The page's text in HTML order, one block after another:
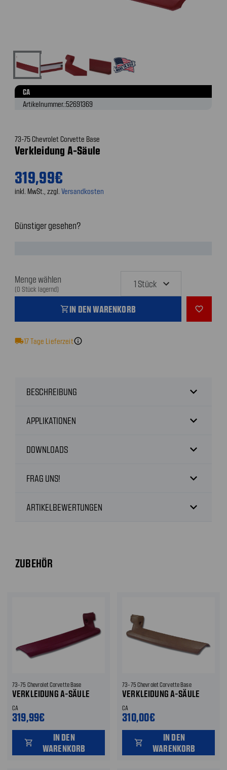
CA
Artikelnummer.:52691369
73-75 Chevrolet Corvette Base
Verkleidung A-Säule
319,99€
inkl. MwSt., zzgl. Versandkosten
Günstiger gesehen?
Menge wählen
(0 Stück lagernd)
shopping_cartIN DEN WARENKORB favorite_outline
local_shipping17Tage Lieferzeitinfo
BESCHREIBUNG expand_more
APPLIKATIONEN expand_more
DOWNLOADS expand_more
FRAG UNS! expand_more
ARTIKELBEWERTUNGEN expand_more
ZUBEHÖR
73-75 Chevrolet Corvette Base
VERKLEIDUNG A-SÄULE
CA
319,99€
shopping_cart
IN DEN
WARENKORB
73-75 Chevrolet Corvette Base
VERKLEIDUNG A-SÄULE
CA
310,00€
shopping_cart
IN DEN
WARENKORB